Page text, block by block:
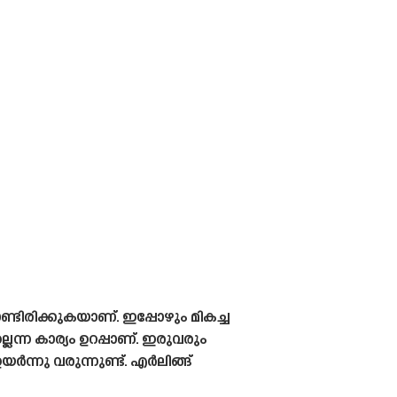
ഇപ്പോഴും മികച്ച
കാര്യം ഉറപ്പാണ്. ഇരുവരും
വരുന്നുണ്ട്. എർലിങ്ങ്